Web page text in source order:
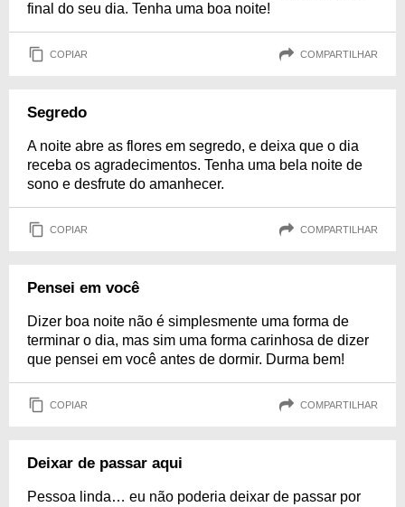
final do seu dia. Tenha uma boa noite!
COPIAR COMPARTILHAR
Segredo
A noite abre as flores em segredo, e deixa que o dia
receba os agradecimentos. Tenha uma bela noite de
sono e desfrute do amanhecer.
COPIAR COMPARTILHAR
Pensei em você
Dizer boa noite não é simplesmente uma forma de
terminar o dia, mas sim uma forma carinhosa de dizer
que pensei em você antes de dormir. Durma bem!
COPIAR COMPARTILHAR
Deixar de passar aqui
Pessoa linda… eu não poderia deixar de passar por